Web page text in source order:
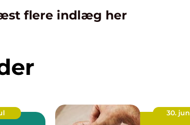
flere indlæg her
30. jun